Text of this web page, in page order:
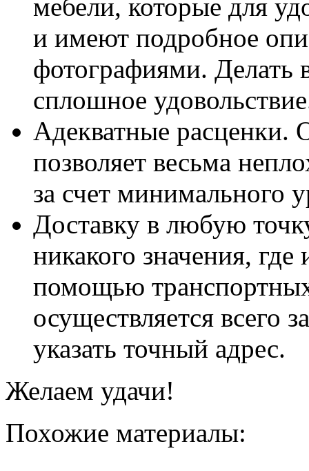
мебели, которые для
и имеют подробное
фотографиями. Делать
сплошное
Адекватные расценки.
позволяет весьма
за счет минимального
Доставку в любую
никакого значения,
помощью
осуществляется всего
указать точный адрес.
Желаем удачи!
Похожие материалы: